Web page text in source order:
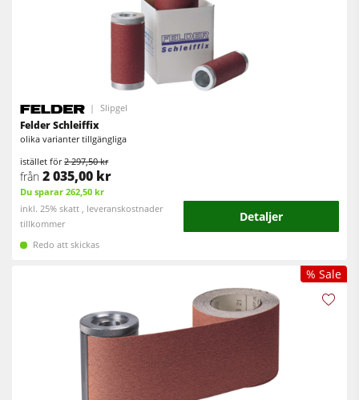
Slipgel
Felder Schleiffix
olika varianter tillgängliga
istället för2 297,50 kr
från 2 035,00 kr
Du sparar 262,50 kr
inkl. 25% skatt , leveranskostnader
tillkommer
Detaljer
Redo att skickas
% Sale